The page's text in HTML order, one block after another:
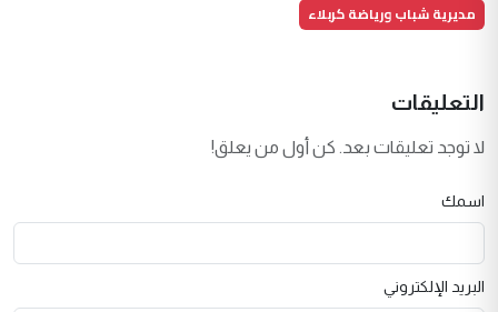
مديرية شباب ورياضة كربلاء
التعليقات
لا توجد تعليقات بعد. كن أول من يعلق!
اسمك
البريد الإلكتروني